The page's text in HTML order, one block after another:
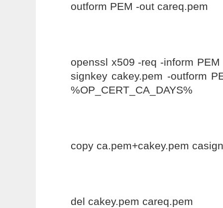
outform PEM -out careq.pem
openssl x509 -req -inform
signkey cakey.pem -outform
%OP_CERT_CA_DAYS%
copy ca.pem+cakey.pem
del cakey.pem careq.pem